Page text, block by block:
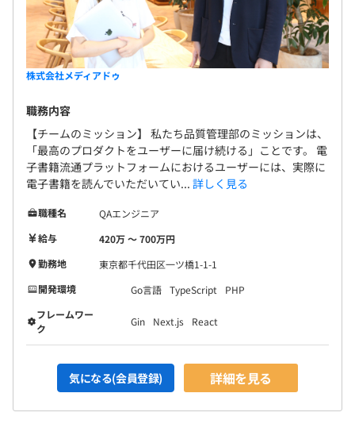
株式会社メディアドゥ
職務内容
【チームのミッション】 私たち品質管理部のミッションは、
「最高のプロダクトをユーザーに届け続ける」ことです。 電
子書籍流通プラットフォームにおけるユーザーには、実際に
電子書籍を読んでいただいてい... 詳しく見る
職種名
QAエンジニア
給与
420万 〜 700万円
勤務地
東京都千代田区一ツ橋1-1-1
開発環境
Go言語 TypeScript
PHP
フレームワー
ク
Gin Next.js React
気になる(会員登録) 詳細を見る